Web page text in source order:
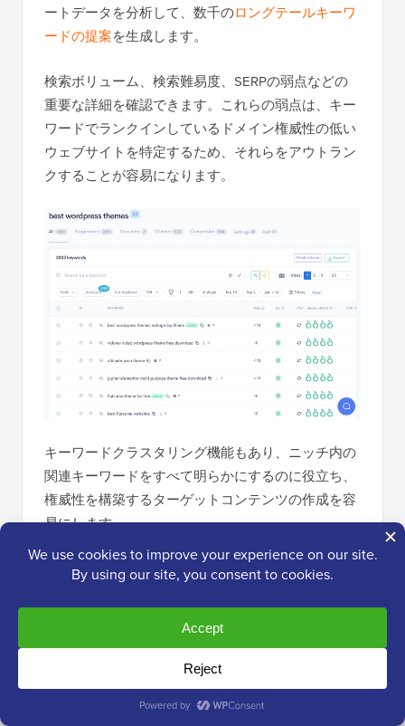
ートデータを分析して、数千のロングテールキーワ
ードの提案を生成します。
検索ボリューム、検索難易度、SERPの弱点などの
重要な詳細を確認できます。これらの弱点は、キー
ワードでランクインしているドメイン権威性の低い
ウェブサイトを特定するため、それらをアウトラン
クすることが容易になります。
キーワードクラスタリング機能もあり、ニッチ内の
関連キーワードをすべて明らかにするのに役立ち、
権威性を構築するターゲットコンテンツの作成を容
易にします。
さらに、LowFruitsはSEOを飛躍的に向上させるため
– キーワードの順位を時系列
で追跡し、SEOの効果を確認します。このデ
ータを使用してコンテンツを改善し、より良